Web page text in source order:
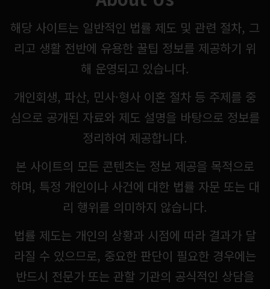
해당 사이트는 일반적인 법률 제도 및 관련 절차, 그
리고 생활 전반에 유용한 꿀팁 정보를 제공하기 위
해 운영되고 있습니다.
개인회생, 파산, 민사·형사 이혼 절차 등 주제를 중
심으로 공개된 자료와 제도 설명을 바탕으로 정보를
정리하여 제공합니다.
본 사이트의 모든 콘텐츠는 정보 제공을 목적으로
하며, 특정 개인이나 사건에 대한 법률 자문 또는 대
리 행위를 의미하지 않습니다.
법률 제도는 개인의 상황과 시점에 따라 결과가 달
라질 수 있으므로, 중요한 판단이 필요한 경우에는
반드시 전문가 또는 관할 기관의 공식적인 상담을